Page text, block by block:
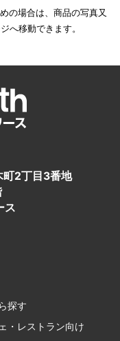
の場合は、商品の写真又
へ移動できます。
町2丁目3番地
ス
探す
・レストラン向け